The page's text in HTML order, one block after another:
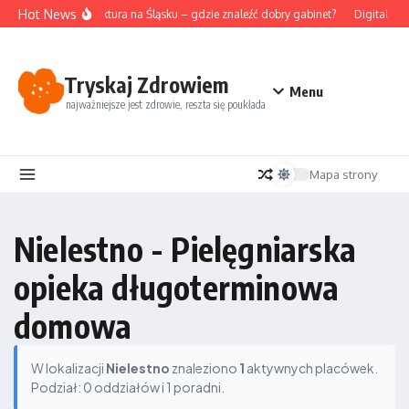
Przejdź do treści
Hot NewsAkupunktura na Śląsku – gdzie znaleźć dobry gabinet? Digital
Tryskaj Zdrowiem
najważniejsze jest zdrowie, reszta się poukłada
Menu
Mapa strony
Nielestno - Pielęgniarska
opieka długoterminowa
domowa
W lokalizacji Nielestno znaleziono 1 aktywnych placówek.
Podział: 0 oddziałów i 1 poradni.